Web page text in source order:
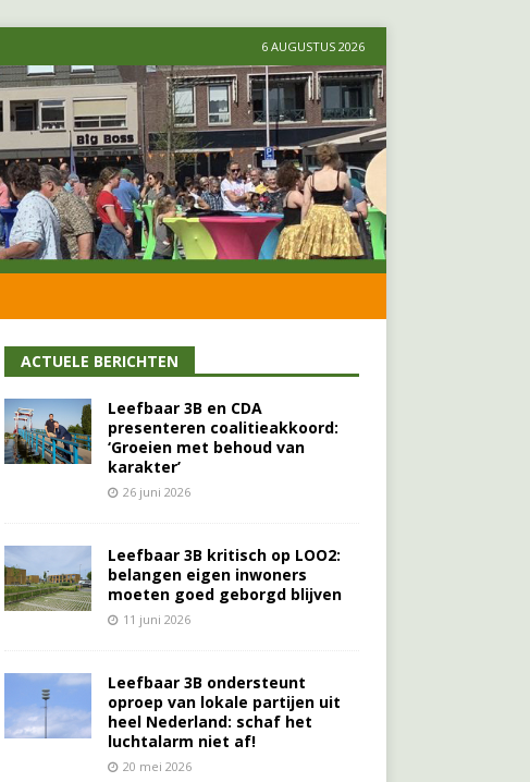
6 AUGUSTUS 2026
ACTUELE BERICHTEN
Leefbaar 3B en CDA
presenteren coalitieakkoord:
‘Groeien met behoud van
karakter’
26 juni 2026
Leefbaar 3B kritisch op LOO2:
belangen eigen inwoners
moeten goed geborgd blijven
11 juni 2026
Leefbaar 3B ondersteunt
oproep van lokale partijen uit
heel Nederland: schaf het
luchtalarm niet af!
20 mei 2026